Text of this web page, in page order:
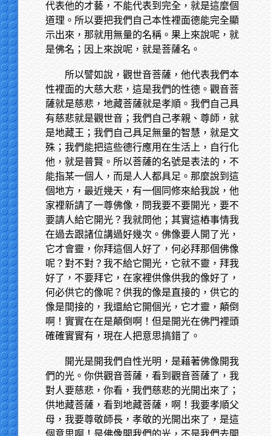
代表他的才藝，不能代表到完全，就是這麼個
道理。所以要把我們自己本性裡面德能完全顯
示出來，那就用無量的名稱。果上來說呢，就
是佛名；因上來說呢，就是菩薩名。
所以譬如說，觀世音菩薩，他代表我們本
性裡面的大慈大悲，這是我們的性德。觀音菩
薩就是慈悲，地藏菩薩就是孝順。我們自己具
有慈悲就是觀世音；我們自己孝親、尊師，就
是地藏王；我們自己具足無量的智慧，就是文
殊；我們能把這些德行應用在生活上，自行化
他，就是普賢。所以菩薩的名號是表法的，不
能指某一個人，而是人人都具足。那麼說到這
個地方，最近幾天，有一個同修來給我說，他
家裡新請了一尊佛像，問我要不要開光，要不
要請人給它開光？我就問他；其實這樁事情我
在過去跟諸位講過好幾次。佛像要人開了光，
它才會靈，你拜這個人好了，何必拜那個佛像
呢？對不對？我不給它開光，它就不靈，拜我
好了，不要拜它，在家裡供像供我的像好了，
何必供它的像呢？供我的像是直接的，供它的
像是間接的，我還給它開個光，它才靈，顛倒
啊！實實在在是顛倒啊！但是開光在佛門裡頭
確確實實有，現在人把意思搞錯了。
開光是開我們自性光明，是藉著佛像開我
們的光。你供觀音菩薩，看到觀音菩薩了，我
對人要慈悲，你看，我們慈悲的光開出來了；
供地藏菩薩，看到地藏菩薩，啊！我要孝順父
母，我要尊敬師長，孝敬的光開出來了，是這
個意思啊！是佛像開我們的光，不是我們去開